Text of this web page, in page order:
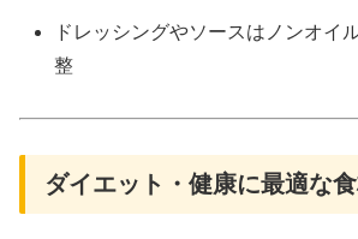
ドレッシングやソースはノンオイ
整
ダイエット・健康に最適な